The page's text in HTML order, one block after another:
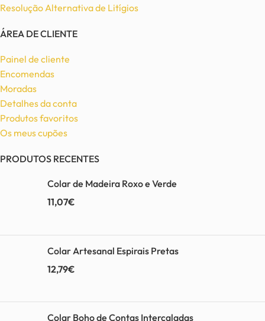
Resolução Alternativa de Litígios
ÁREA DE CLIENTE
Painel de cliente
Encomendas
Moradas
Detalhes da conta
Produtos favoritos
Os meus cupões
PRODUTOS RECENTES
Colar de Madeira Roxo e Verde
11,07€
Colar Artesanal Espirais Pretas
12,79€
Colar Boho de Contas Intercaladas